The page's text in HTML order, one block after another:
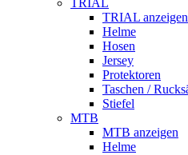
TRIAL
TRIAL anzeigen
Helme
Hosen
Jersey
Protektoren
Taschen /
Stiefel
MTB
MTB anzeigen
Helme